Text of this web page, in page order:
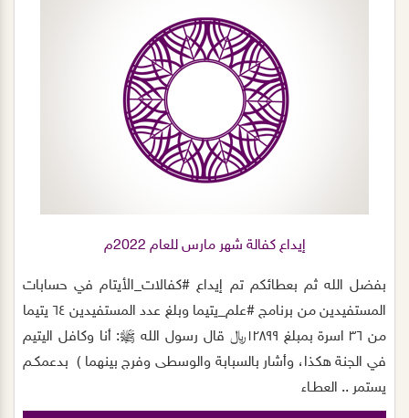
أجرهم . كما صرحت المديرة التنفيذية أ/ ابتسام الجهني أن الجمعية
و لله الحمد استقبلت الاسبوع المنصرم ٢٣٨ كرتون تمر من اوقاف
صالح الراجحي و عدد ١١٢ كرتون ماء من احد المتبرعين و سيتم بإذن
الله ايصالها لمستحقيها مع السلال الغذائية بالتعاون مع المتطوعين
لإيصالها الى الارامل و الايتام و ذوي الاعاقة و الاسر ذات الدخل
المحدود. عبر متطوعين الجمعية الذين يبادرون كعادتهم لايصال
السلال و توثيق المشروع عبر وسائل التواصل ليس لهم هدف الا
إيداع كفالة شهر مارس للعام 2022م
بفضل الله ثم بعطائكم ‏تم إيداع ⁧‫#كفالات_الأيتام‬⁩ في حسابات
المستفيدين من برنامج ⁧‫#علم_يتيما وبلغ عدد المستفيدين ٦٤ يتيما
من ٣٦ اسرة بمبلغ ١٢٨٩٩﷼ ‏قال رسول الله ﷺ: أنا وكافل اليتيم
في الجنة هكذا، وأشار بالسبابة والوسطى وفرج بينهما ) ‏ بدعمكـم
يستمر .. العطـاء